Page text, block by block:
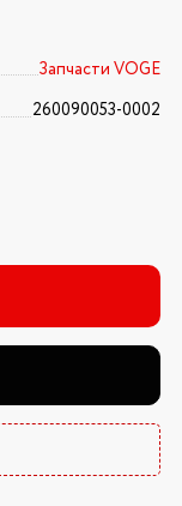
Запчасти VOGE
260090053-0002